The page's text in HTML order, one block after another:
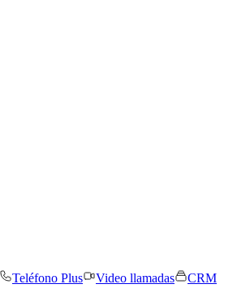
Teléfono Plus Video llamadas
CRM